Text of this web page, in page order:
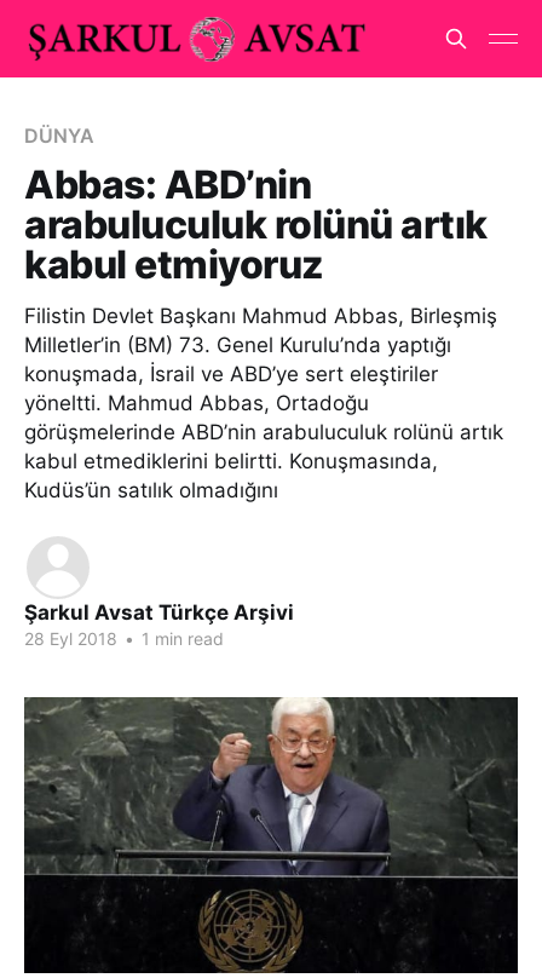
DÜNYA
Abbas: ABD’nin
arabuluculuk rolünü artık
kabul etmiyoruz
Filistin Devlet Başkanı Mahmud Abbas, Birleşmiş
Milletler’in (BM) 73. Genel Kurulu’nda yaptığı
konuşmada, İsrail ve ABD’ye sert eleştiriler
yöneltti. Mahmud Abbas, Ortadoğu
görüşmelerinde ABD’nin arabuluculuk rolünü artık
kabul etmediklerini belirtti. Konuşmasında,
Kudüs’ün satılık olmadığını
Şarkul Avsat Türkçe Arşivi
28 Eyl 2018 • 1 min read